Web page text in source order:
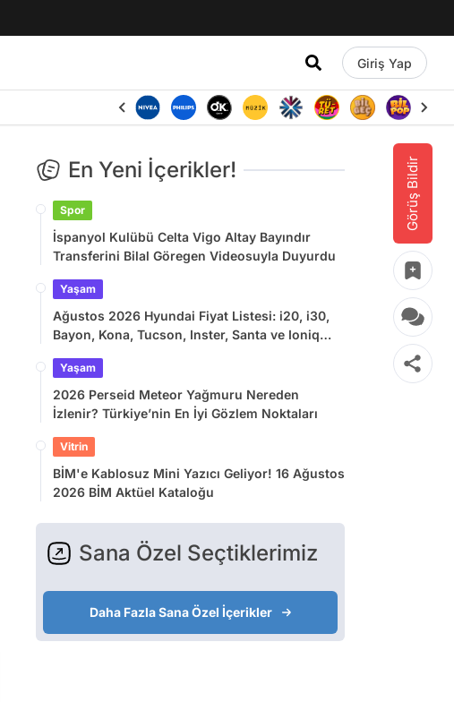
Giriş Yap
Görüş Bildir
En Yeni İçerikler!
Spor
İspanyol Kulübü Celta Vigo Altay Bayındır
Transferini Bilal Göregen Videosuyla Duyurdu
Yaşam
Ağustos 2026 Hyundai Fiyat Listesi: i20, i30,
Bayon, Kona, Tucson, Inster, Santa ve Ioniq
Yaşam
2026 Perseid Meteor Yağmuru Nereden
İzlenir? Türkiye’nin En İyi Gözlem Noktaları
Vitrin
BİM'e Kablosuz Mini Yazıcı Geliyor! 16 Ağustos
2026 BİM Aktüel Kataloğu
Sana Özel Seçtiklerimiz
Daha Fazla Sana Özel İçerikler